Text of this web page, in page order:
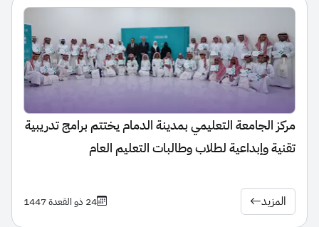
مركز الجامعة التعليمي بمدينة الدمام يختتم برامج تدريبية
تقنية وإبداعية لطلاب وطالبات التعليم العام
المزيد 24 ذو القعدة 1447